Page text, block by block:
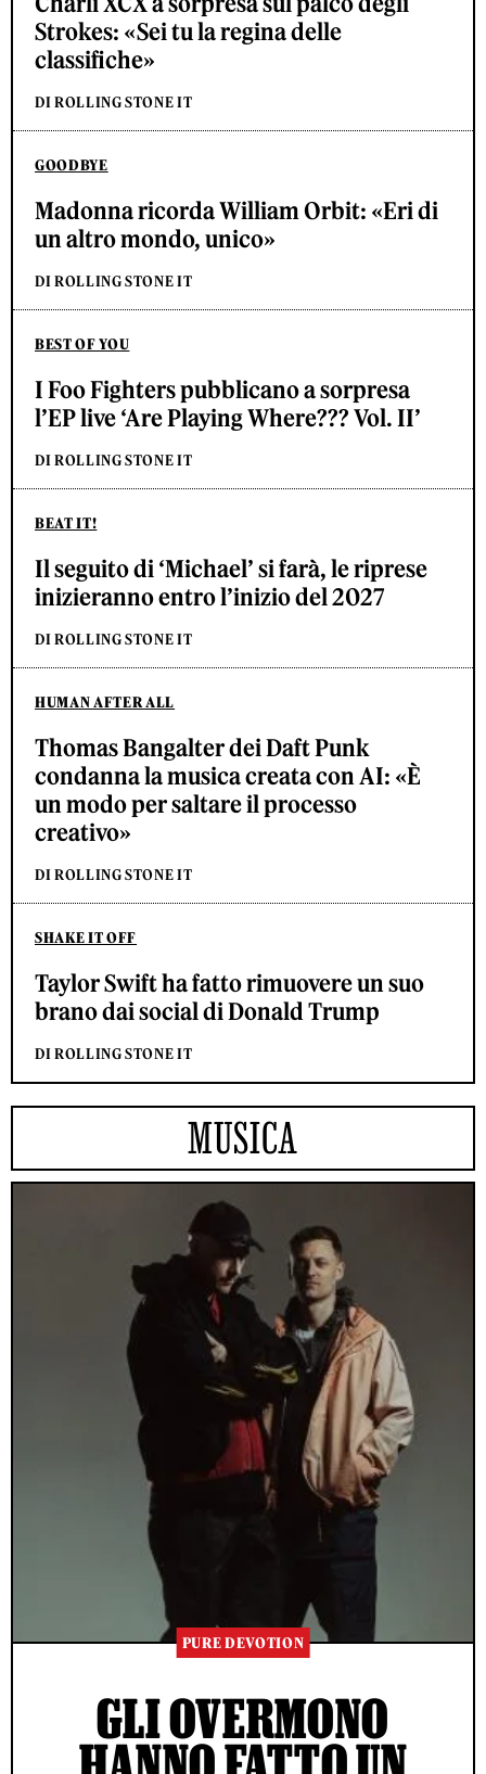
Strokes: «Sei tu la regina delle
classifiche»
DI ROLLING STONE IT
GOODBYE
Madonna ricorda William Orbit: «Eri di
un altro mondo, unico»
DI ROLLING STONE IT
BEST OF YOU
I Foo Fighters pubblicano a sorpresa
l’EP live ‘Are Playing Where??? Vol. II’
DI ROLLING STONE IT
BEAT IT!
Il seguito di ‘Michael’ si farà, le riprese
inizieranno entro l’inizio del 2027
DI ROLLING STONE IT
HUMAN AFTER ALL
Thomas Bangalter dei Daft Punk
condanna la musica creata con AI: «È
un modo per saltare il processo
creativo»
DI ROLLING STONE IT
SHAKE IT OFF
Taylor Swift ha fatto rimuovere un suo
brano dai social di Donald Trump
DI ROLLING STONE IT
MUSICA
PURE DEVOTION
GLI OVERMONO